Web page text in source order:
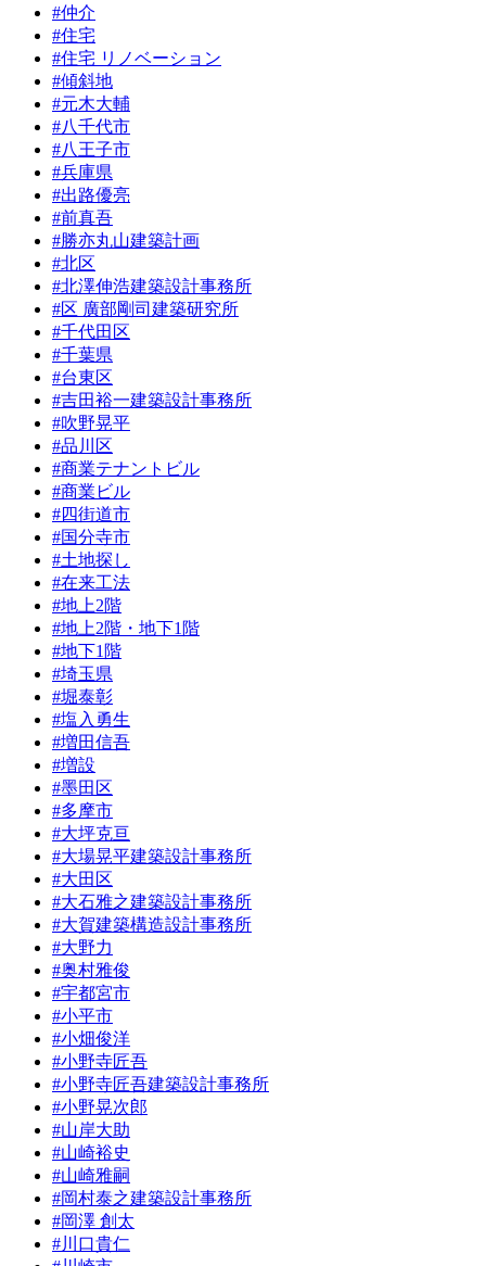
#仲介
#住宅
#住宅 リノベーション
#傾斜地
#元木大輔
#八千代市
#八王子市
#兵庫県
#出路優亮
#前真吾
#勝亦丸山建築計画
#北区
#北澤伸浩建築設計事務所
#区 廣部剛司建築研究所
#千代田区
#千葉県
#台東区
#吉田裕一建築設計事務所
#吹野晃平
#品川区
#商業テナントビル
#商業ビル
#四街道市
#国分寺市
#土地探し
#在来工法
#地上2階
#地上2階・地下1階
#地下1階
#埼玉県
#堀泰彰
#塩入勇生
#増田信吾
#増設
#墨田区
#多摩市
#大坪克亘
#大場晃平建築設計事務所
#大田区
#大石雅之建築設計事務所
#大賀建築構造設計事務所
#大野力
#奥村雅俊
#宇都宮市
#小平市
#小畑俊洋
#小野寺匠吾
#小野寺匠吾建築設計事務所
#小野晃次郎
#山岸大助
#山崎裕史
#山崎雅嗣
#岡村泰之建築設計事務所
#岡澤 創太
#川口貴仁